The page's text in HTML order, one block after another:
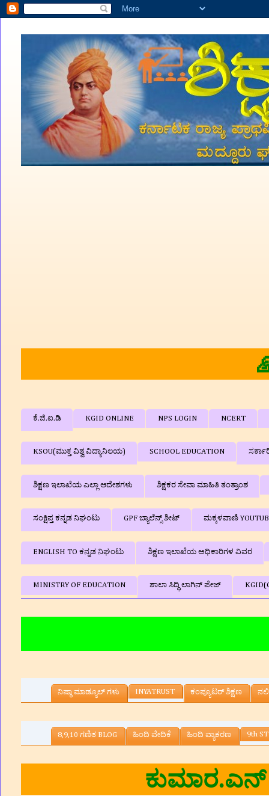
ವೇದಿಕೆ'ಗೆ ತಮಗೆ
ಕೆ.ಜಿ.ಐ.ಡಿ KGID ONLINE NPS LOGIN NCERT
KSOU(ಮುಕ್ತ ವಿಶ್ವ ವಿದ್ಯಾನಿಲಯ) SCHOOL EDUCATION
ಶಿಕ್ಷಣ ಇಲಾಖೆಯ ಎಲ್ಲಾ ಆದೇಶಗಳು ಶಿಕ್ಷಕರ ಸೇವಾ ಮಾಹಿತಿ ತಂತ್ರಾಂಶ
ಸಂಕ್ಷಿಪ್ತ ಕನ್ನಡ ನಿಘಂಟು GPF ಬ್ಯಾಲೆನ್ಸ್‌ ಶೀಟ್ ಮಕ್ಕಳವಾಣಿ
ENGLISH TO ಕನ್ನಡ ನಿಘಂಟು ಶಿಕ್ಷಣ ಇಲಾಖೆಯ ಅಧಿಕಾರಿಗಳ ವಿವರ
MINISTRY OF EDUCATION ಶಾಲಾ ಸಿದ್ಧಿ ಲಾಗಿನ್‌ ಪೇಜ್
ನಿಷ್ಠಾ ಮಾಡ್ಯೂಲ್ ಗಳು INYATRUST ಕಂಪ್ಯೂಟರ್‌ ಶಿಕ್ಷಣ
8,9,10 ಗಣಿತ BLOG ಹಿಂದಿ ವೇದಿಕೆ ಹಿಂದಿ ವ್ಯಾಕರಣ 9th
ಸರ್ಕಾರಿ ಕಿರಿಯ